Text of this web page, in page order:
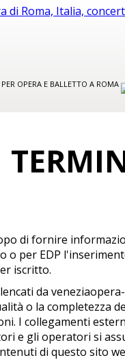
OPERA E BALLETTO A ROMA
di fornire
o per EDP
iscritto.
da
o la
I collegamenti
e gli operatori si
di questo sito